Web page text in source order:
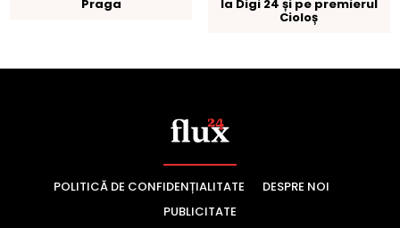
POLITICĂ DE CONFIDENȚIALITATE
DESPRE NOI
PUBLICITATE